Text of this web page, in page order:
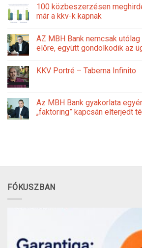
100 közbeszerzésen
már a kkv-k kapnak
AZ MBH Bank nemcsak
előre, együtt gondolkodik az
KKV Portré – Taberna Infinito
Az MBH Bank gyakorlata
„faktoring” kapcsán elterjedt
FÓKUSZBAN